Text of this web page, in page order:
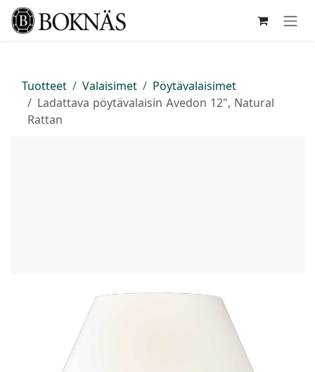
Siirry sisältöön
Tuotteet Valaisimet
Pöytävalaisimet
Ladattava pöytävalaisin Avedon 12", Natural
Rattan